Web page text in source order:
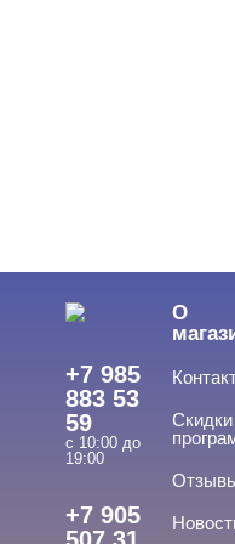
+7 985
883 53
59
с 10:00 до
19:00
+7 905
О